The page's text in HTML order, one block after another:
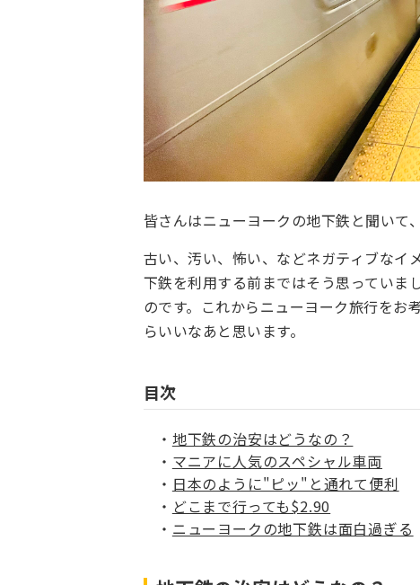
皆さんはニューヨークの地下鉄と聞いて
古い、汚い、怖い、などネガティブなイ
下鉄を利用する前まではそう思っていま
のです。これからニューヨーク旅行をお
らいいなあと思います。
目次
地下鉄の治安はどうなの？
マニアに人気のスペシャル車両
日本のように"ピッ"と通れて便利
どこまで行っても$2.90
ニューヨークの地下鉄は面白過ぎる